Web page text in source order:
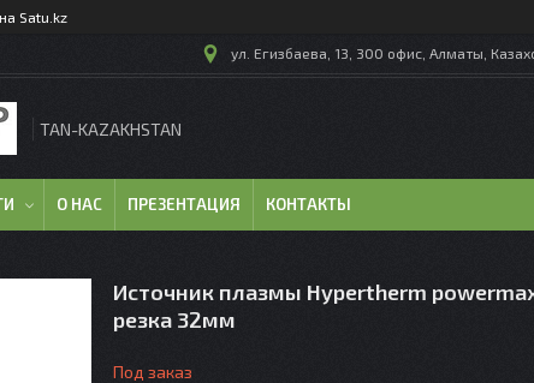
на Satu.kz
ул. Егизбаева, 13, 300 офис, Алматы,
TAN-KAZAKHSTAN
О НАС ПРЕЗЕНТАЦИЯ КОНТАКТЫ
Источник плазмы Hypertherm
резка 32мм
Под заказ